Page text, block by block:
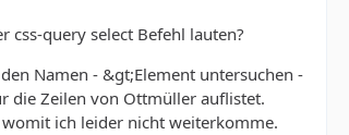
css-query select Befehl lauten?
Namen - &gt;Element untersuchen -
die Zeilen von Ottmüller auflistet.
ich leider nicht weiterkomme.